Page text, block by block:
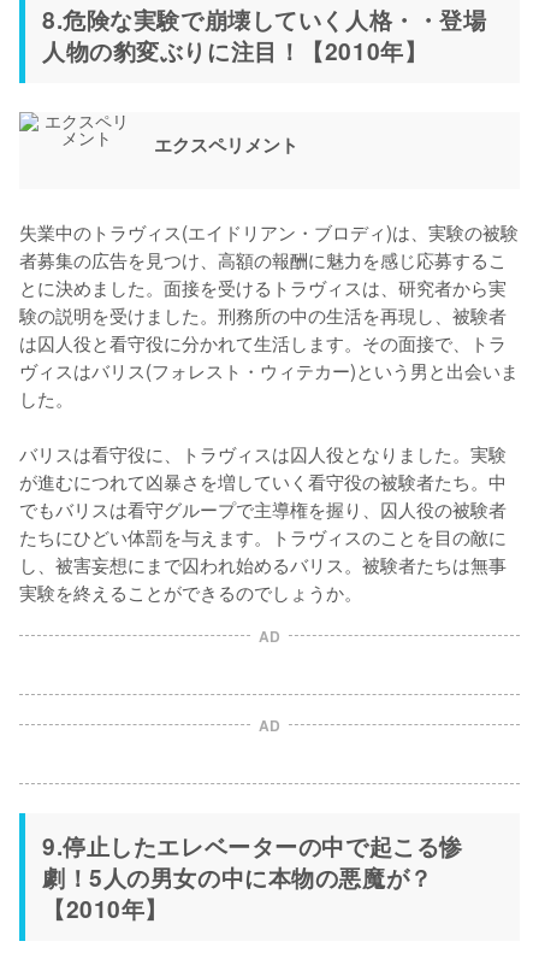
8.危険な実験で崩壊していく人格・・登場
人物の豹変ぶりに注目！【2010年】
エクスペリメント
失業中のトラヴィス(エイドリアン・ブロディ)は、実験の被験
者募集の広告を見つけ、高額の報酬に魅力を感じ応募するこ
とに決めました。面接を受けるトラヴィスは、研究者から実
験の説明を受けました。刑務所の中の生活を再現し、被験者
は囚人役と看守役に分かれて生活します。その面接で、トラ
ヴィスはバリス(フォレスト・ウィテカー)という男と出会いま
した。
バリスは看守役に、トラヴィスは囚人役となりました。実験
が進むにつれて凶暴さを増していく看守役の被験者たち。中
でもバリスは看守グループで主導権を握り、囚人役の被験者
たちにひどい体罰を与えます。トラヴィスのことを目の敵に
し、被害妄想にまで囚われ始めるバリス。被験者たちは無事
実験を終えることができるのでしょうか。
AD
AD
9.停止したエレベーターの中で起こる惨
劇！5人の男女の中に本物の悪魔が？
【2010年】